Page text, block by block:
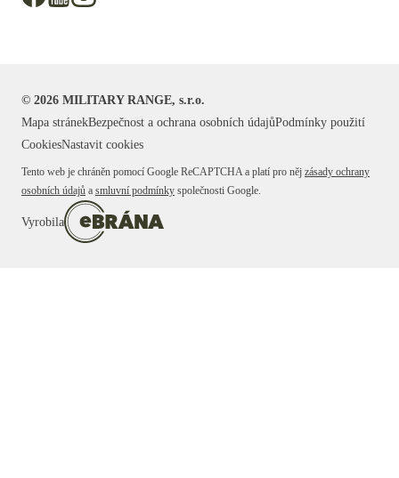
© 2026 MILITARY RANGE, s.r.o.
Mapa stránekBezpečnost a ochrana osobních údajůPodmínky použití
CookiesNastavit cookies
Tento web je chráněn pomocí Google ReCAPTCHA a platí pro něj zásady ochrany
osobních údajů a smluvní podmínky společnosti Google.
Vyrobila